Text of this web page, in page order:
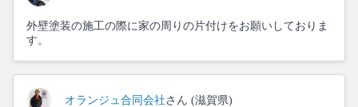
外壁塗装の施工の際に家の周りの片付けをお願いしておりま
す。
オランジュ合同会社 さん (滋賀県)